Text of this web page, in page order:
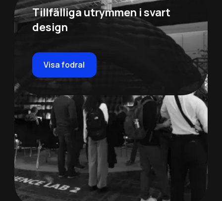
Tillfälliga utrymmen i svart
design
Visa fodral